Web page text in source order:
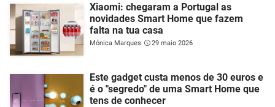
Xiaomi: chegaram a Portugal as
novidades Smart Home que fazem
falta na tua casa
Mónica Marques 29 maio 2026
Este gadget custa menos de 30 euros e
é o "segredo" de uma Smart Home que
tens de conhecer